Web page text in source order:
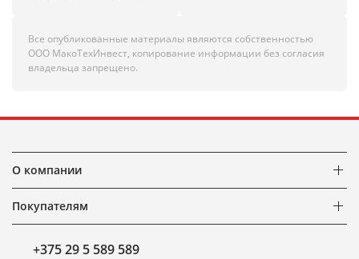
Все опубликованные материалы являются собственностью
ООО МакоТехИнвест, копирование информации без согласия
владельца запрещено.
О компании
Покупателям
+375 29 5 589 589